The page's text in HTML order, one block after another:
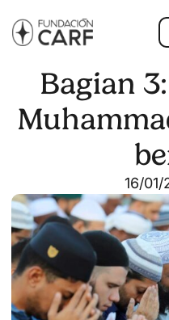
Bagian
16/01/